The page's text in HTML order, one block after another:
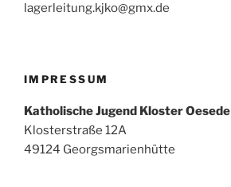
lagerleitung.kjko@gmx.de
IMPRESSUM
Katholische Jugend Kloster Oesede
Klosterstraße 12A
49124 Georgsmarienhütte